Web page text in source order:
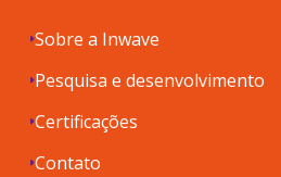
Sobre a Inwave
Pesquisa e desenvolvimento
Certificações
Contato